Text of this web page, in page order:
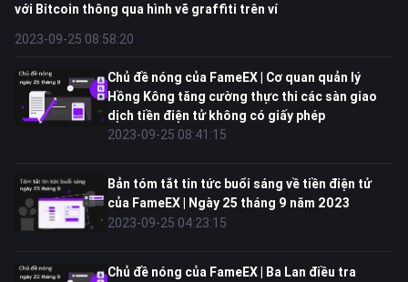
với Bitcoin thông qua hình vẽ graffiti trên ví
2023-09-25 08:58:20
Chủ đề nóng của FameEX | Cơ quan quản lý
Hồng Kông tăng cường thực thi các sàn giao
dịch tiền điện tử không có giấy phép
2023-09-25 08:41:15
Bản tóm tắt tin tức buổi sáng về tiền điện tử
của FameEX | Ngày 25 tháng 9 năm 2023
2023-09-25 04:23:15
Chủ đề nóng của FameEX | Ba Lan điều tra